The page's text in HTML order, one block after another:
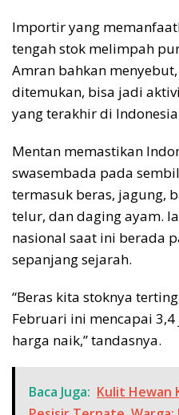
Importir yang
tengah stok melimpah
Amran bahkan
ditemukan, bisa jadi
yang terakhir di
Mentan memastikan
swasembada pada
termasuk beras, jagung,
telur, dan daging ayam.
nasional saat ini berada
sepanjang sejarah.
“Beras kita stoknya
Februari ini mencapai
harga naik,” tandasnya.
Baca Juga: Kulit Hewan